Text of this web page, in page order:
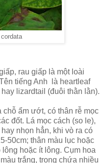
rau giấp là một loài
tiếng Anh là heartleaf
lizardtail (đuôi thằn lằn).
chỗ ẩm ướt, có thân rễ mọc
đốt. Lá mọc cách (so le),
nhọn hẳn, khi vò ra có
50cm; thân màu lục hoặc
hoặc ít lông. Cụm hoa
trắng, trong chứa nhiều